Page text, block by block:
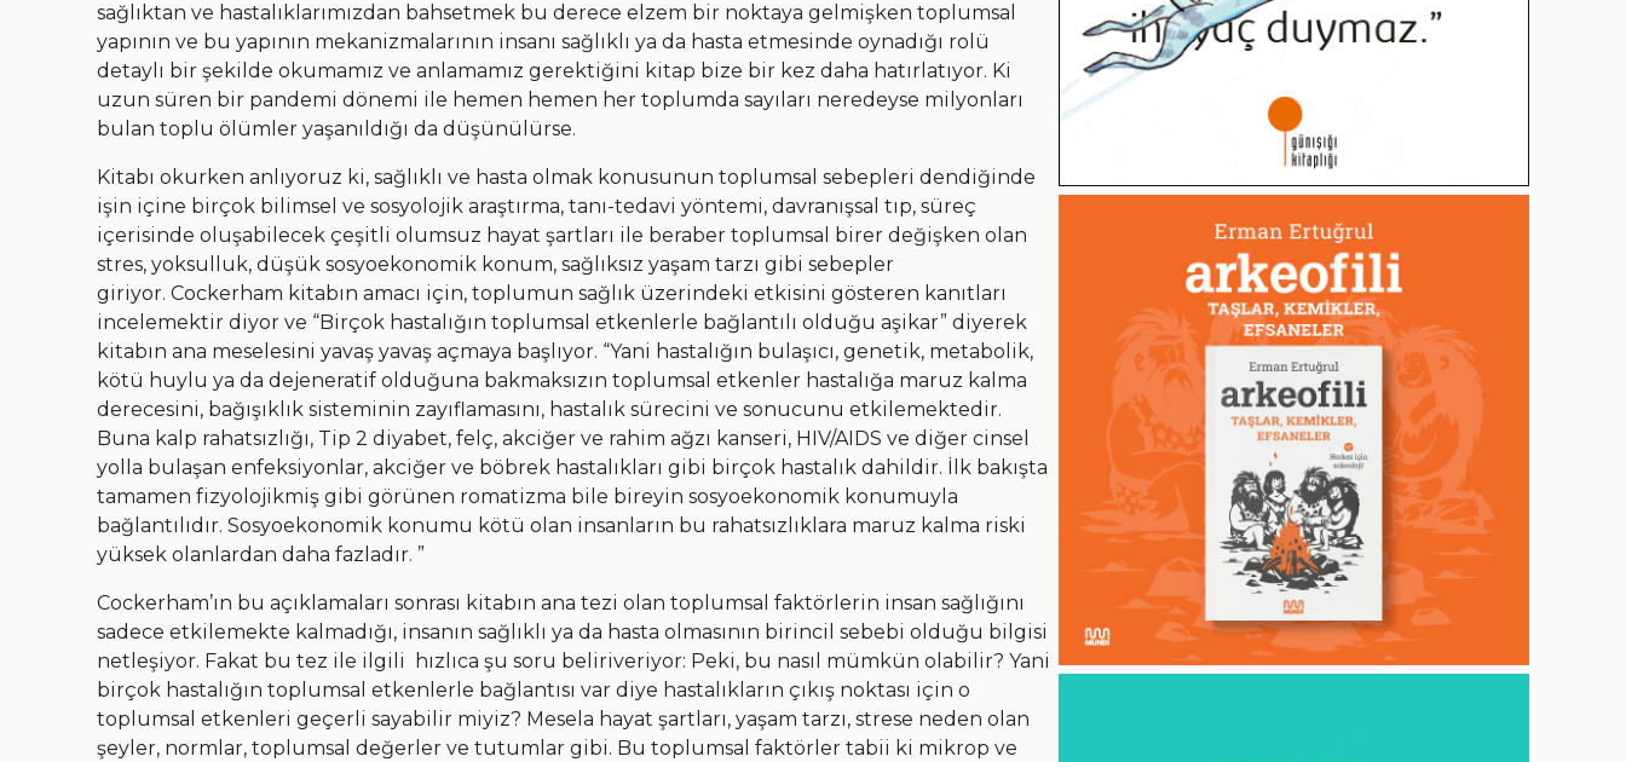
sağlıktan ve hastalıklarımızdan bahsetmek bu derece elzem bir noktaya gelmişken toplumsal
yapının ve bu yapının mekanizmalarının insanı sağlıklı ya da hasta etmesinde oynadığı rolü
detaylı bir şekilde okumamız ve anlamamız gerektiğini kitap bize bir kez daha hatırlatıyor. Ki
uzun süren bir pandemi dönemi ile hemen hemen her toplumda sayıları neredeyse milyonları
bulan toplu ölümler yaşanıldığı da düşünülürse.
Kitabı okurken anlıyoruz ki, sağlıklı ve hasta olmak konusunun toplumsal sebepleri dendiğinde
işin içine birçok bilimsel ve sosyolojik araştırma, tanı-tedavi yöntemi, davranışsal tıp, süreç
içerisinde oluşabilecek çeşitli olumsuz hayat şartları ile beraber toplumsal birer değişken olan
stres, yoksulluk, düşük sosyoekonomik konum, sağlıksız yaşam tarzı gibi sebepler
giriyor. Cockerham kitabın amacı için, toplumun sağlık üzerindeki etkisini gösteren kanıtları
incelemektir diyor ve “Birçok hastalığın toplumsal etkenlerle bağlantılı olduğu aşikar” diyerek
kitabın ana meselesini yavaş yavaş açmaya başlıyor. “Yani hastalığın bulaşıcı, genetik, metabolik,
kötü huylu ya da dejeneratif olduğuna bakmaksızın toplumsal etkenler hastalığa maruz kalma
derecesini, bağışıklık sisteminin zayıflamasını, hastalık sürecini ve sonucunu etkilemektedir.
Buna kalp rahatsızlığı, Tip 2 diyabet, felç, akciğer ve rahim ağzı kanseri, HIV/AIDS ve diğer cinsel
yolla bulaşan enfeksiyonlar, akciğer ve böbrek hastalıkları gibi birçok hastalık dahildir. İlk bakışta
tamamen fizyolojikmiş gibi görünen romatizma bile bireyin sosyoekonomik konumuyla
bağlantılıdır. Sosyoekonomik konumu kötü olan insanların bu rahatsızlıklara maruz kalma riski
yüksek olanlardan daha fazladır. ”
Cockerham’ın bu açıklamaları sonrası kitabın ana tezi olan toplumsal faktörlerin insan sağlığını
sadece etkilemekte kalmadığı, insanın sağlıklı ya da hasta olmasının birincil sebebi olduğu bilgisi
netleşiyor. Fakat bu tez ile ilgili hızlıca şu soru beliriveriyor: Peki, bu nasıl mümkün olabilir? Yani
birçok hastalığın toplumsal etkenlerle bağlantısı var diye hastalıkların çıkış noktası için o
toplumsal etkenleri geçerli sayabilir miyiz? Mesela hayat şartları, yaşam tarzı, strese neden olan
şeyler, normlar, toplumsal değerler ve tutumlar gibi. Bu toplumsal faktörler tabii ki mikrop ve